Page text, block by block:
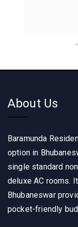
About Us
Baramunda
option in
single standard
deluxe AC rooms.
Bhubaneswar
pocket-friendly